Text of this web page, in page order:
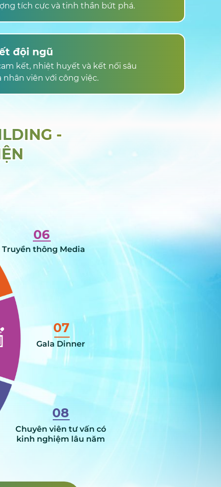
tích cực và tinh thần bứt phá.
đội ngũ
kết, nhiệt huyết và kết nối sâu
nhân viên với công việc.
-
-
06
Truyền thông Media
07
Gala Dinner
08
Chuyên viên tư vấn có
kinh nghiệm lâu năm